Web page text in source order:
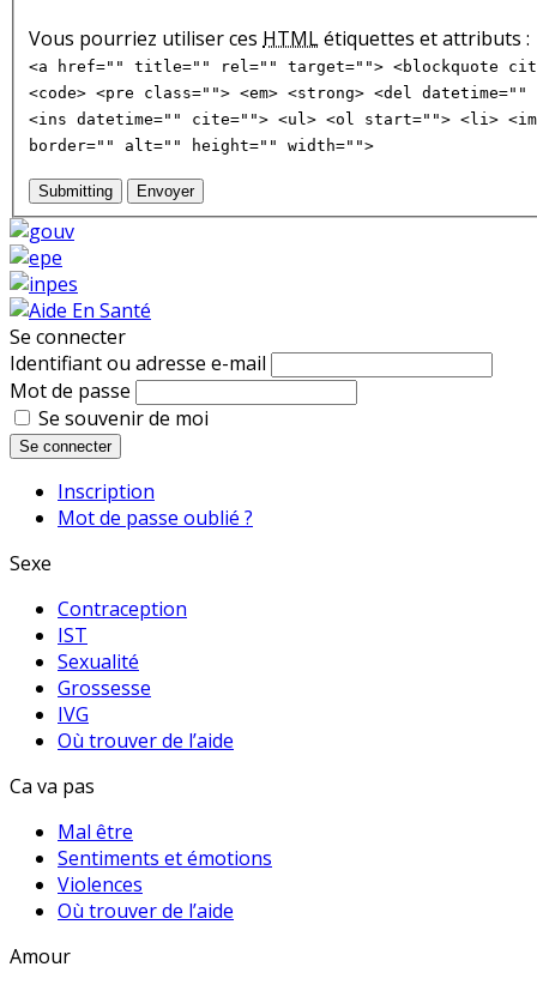
Vous pourriez utiliser ces HTMLétiquettes et attributs :
<a href="" title="" rel="" target=""> <blockquote
<code> <pre class=""> <em> <strong> <del
<ins datetime="" cite=""> <ul> <ol start=""> <li>
border="" alt="" height="" width="">
Submitting Envoyer
Se connecter
Identifiant ou adresse e-mail
Mot de passe
Se souvenir de moi
Se connecter
Inscription
Mot de passe oublié ?
Sexe
Contraception
IST
Sexualité
Grossesse
IVG
Où trouver de l’aide
Ca va pas
Mal être
Sentiments et émotions
Violences
Où trouver de l’aide
Amour